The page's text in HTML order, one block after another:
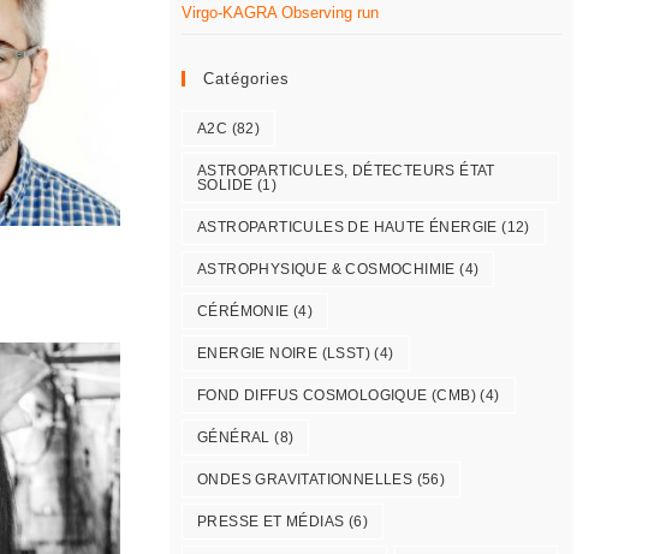
Virgo-KAGRA Observing run
Catégories
A2C (82)
ASTROPARTICULES, DÉTECTEURS ÉTAT
SOLIDE (1)
ASTROPARTICULES DE HAUTE ÉNERGIE (12)
ASTROPHYSIQUE & COSMOCHIMIE (4)
CÉRÉMONIE (4)
ENERGIE NOIRE (LSST) (4)
FOND DIFFUS COSMOLOGIQUE (CMB) (4)
GÉNÉRAL (8)
ONDES GRAVITATIONNELLES (56)
PRESSE ET MÉDIAS (6)